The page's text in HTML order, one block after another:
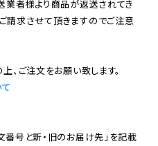
者様より商品が返送されてき
請求させて頂きますのでご注意
番号と新・旧のお届け先」を記載